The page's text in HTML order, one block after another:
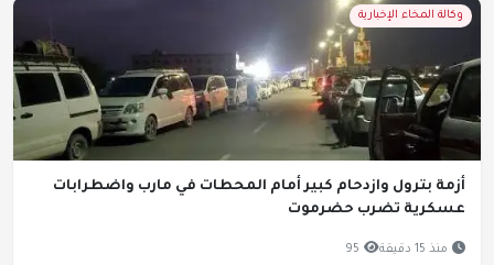
وكالة المخاء الإخبارية
أزمة بترول وازدحام كبير أمام المحطات في مارب واضطرابات
عسكرية تضرب حضرموت
منذ 15 دقيقة 95